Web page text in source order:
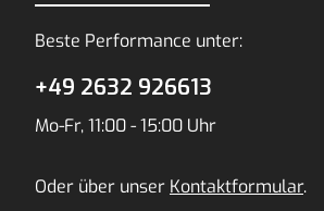
Beste Performance unter:
+49 2632 926613
Mo-Fr, 11:00 - 15:00 Uhr
Oder über unser Kontaktformular.